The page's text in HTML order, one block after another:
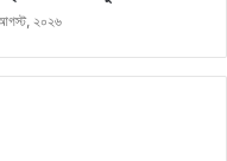
২০২৬